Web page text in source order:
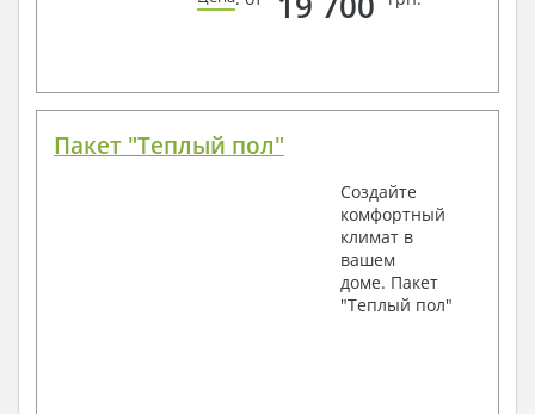
Пакет "Теплый пол"
Создайте
комфортный
климат в
вашем
доме. Пакет
"Теплый пол"